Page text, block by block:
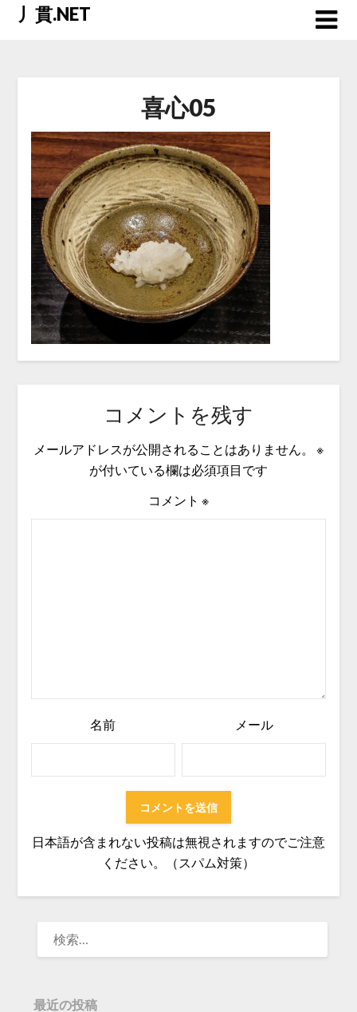
Skip丿貫.NET
喜心05
コメントを残す
メールアドレスが公開されることはありません。
※
が付いている欄は必須項目です
コメント ※
名前 メール
日本語が含まれない投稿は無視されますのでご注意
ください。（スパム対策）
最近の投稿